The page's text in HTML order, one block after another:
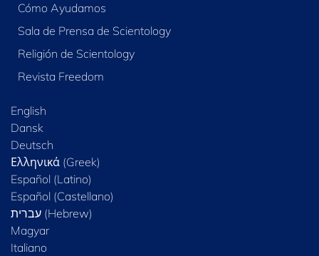
Cómo Ayudamos
Sala de Prensa de Scientology
Religión de Scientology
Revista Freedom
English
Dansk
Deutsch
Ελληνικά (Greek)
Español (Latino)
Español (Castellano)
Magyar
Italiano